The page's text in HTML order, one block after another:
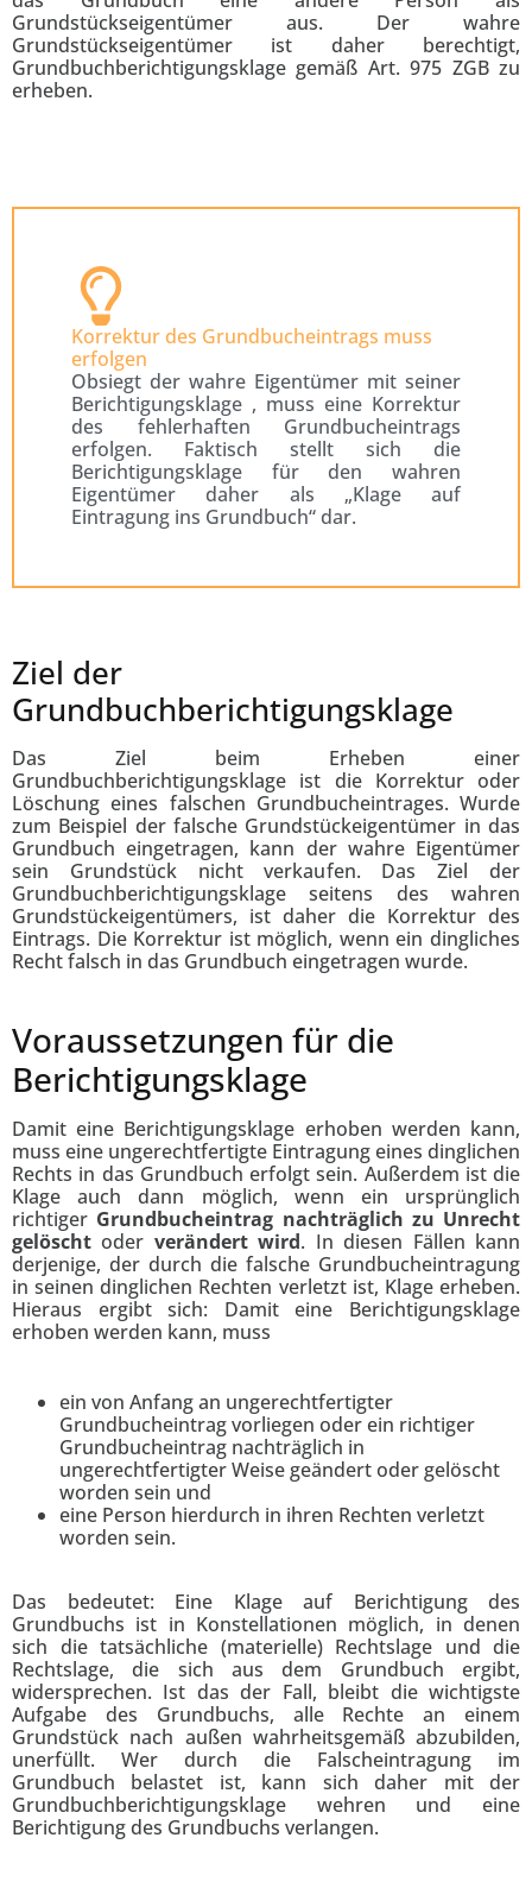
Grundstückseigentümer aus. Der wahre
Grundstückseigentümer ist daher berechtigt,
Grundbuchberichtigungsklage gemäß Art. 975 ZGB zu
erheben.
Korrektur des Grundbucheintrags muss
erfolgen
Obsiegt der wahre Eigentümer mit seiner
Berichtigungsklage , muss eine Korrektur
des fehlerhaften Grundbucheintrags
erfolgen. Faktisch stellt sich die
Berichtigungsklage für den wahren
Eigentümer daher als „Klage auf
Eintragung ins Grundbuch“ dar.
Ziel der
Grundbuchberichtigungsklage
Das Ziel beim Erheben einer
Grundbuchberichtigungsklage ist die Korrektur oder
Löschung eines falschen Grundbucheintrages. Wurde
zum Beispiel der falsche Grundstückeigentümer in das
Grundbuch eingetragen, kann der wahre Eigentümer
sein Grundstück nicht verkaufen. Das Ziel der
Grundbuchberichtigungsklage seitens des wahren
Grundstückeigentümers, ist daher die Korrektur des
Eintrags. Die Korrektur ist möglich, wenn ein dingliches
Recht falsch in das Grundbuch eingetragen wurde.
Voraussetzungen für die
Berichtigungsklage
Damit eine Berichtigungsklage erhoben werden kann,
muss eine ungerechtfertigte Eintragung eines dinglichen
Rechts in das Grundbuch erfolgt sein. Außerdem ist die
Klage auch dann möglich, wenn ein ursprünglich
richtiger Grundbucheintrag nachträglich zu Unrecht
gelöscht oder verändert wird. In diesen Fällen kann
derjenige, der durch die falsche Grundbucheintragung
in seinen dinglichen Rechten verletzt ist, Klage erheben.
Hieraus ergibt sich: Damit eine Berichtigungsklage
erhoben werden kann, muss
ein von Anfang an ungerechtfertigter
Grundbucheintrag vorliegen oder ein richtiger
Grundbucheintrag nachträglich in
ungerechtfertigter Weise geändert oder gelöscht
worden sein und
eine Person hierdurch in ihren Rechten verletzt
worden sein.
Das bedeutet: Eine Klage auf Berichtigung des
Grundbuchs ist in Konstellationen möglich, in denen
sich die tatsächliche (materielle) Rechtslage und die
Rechtslage, die sich aus dem Grundbuch ergibt,
widersprechen. Ist das der Fall, bleibt die wichtigste
Aufgabe des Grundbuchs, alle Rechte an einem
Grundstück nach außen wahrheitsgemäß abzubilden,
unerfüllt. Wer durch die Falscheintragung im
Grundbuch belastet ist, kann sich daher mit der
Grundbuchberichtigungsklage wehren und eine
Berichtigung des Grundbuchs verlangen.